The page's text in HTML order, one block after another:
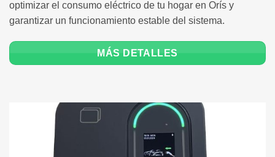
optimizar el consumo eléctrico de tu hogar en Orís y
garantizar un funcionamiento estable del sistema.
MÁS DETALLES